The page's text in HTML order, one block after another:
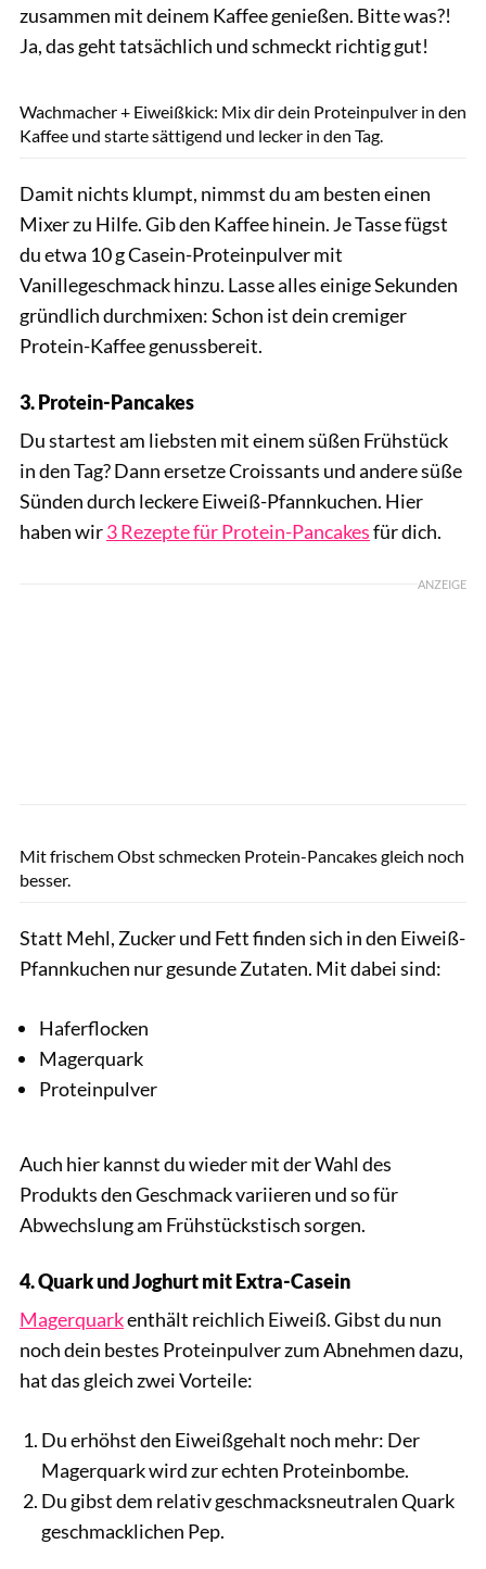
zusammen mit deinem Kaffee genießen. Bitte was?!
Ja, das geht tatsächlich und schmeckt richtig gut!
Wachmacher + Eiweißkick: Mix dir dein Proteinpulver in den
Kaffee und starte sättigend und lecker in den Tag.
Damit nichts klumpt, nimmst du am besten einen
Mixer zu Hilfe. Gib den Kaffee hinein. Je Tasse fügst
du etwa 10 g Casein-Proteinpulver mit
Vanillegeschmack hinzu. Lasse alles einige Sekunden
gründlich durchmixen: Schon ist dein cremiger
Protein-Kaffee genussbereit.
3. Protein-Pancakes
Du startest am liebsten mit einem süßen Frühstück
in den Tag? Dann ersetze Croissants und andere süße
Sünden durch leckere Eiweiß-Pfannkuchen. Hier
haben wir3 Rezepte für Protein-Pancakesfür dich.
ANZEIGE
Mit frischem Obst schmecken Protein-Pancakes gleich noch
besser.
Statt Mehl, Zucker und Fett finden sich in den Eiweiß-
Pfannkuchen nur gesunde Zutaten. Mit dabei sind:
Haferflocken
Magerquark
Proteinpulver
Auch hier kannst du wieder mit der Wahl des
Produkts den Geschmack variieren und so für
Abwechslung am Frühstückstisch sorgen.
4. Quark und Joghurt mit Extra-Casein
Magerquarkenthält reichlich Eiweiß. Gibst du nun
noch dein bestes Proteinpulver zum Abnehmen dazu,
hat das gleich zwei Vorteile:
Du erhöhst den Eiweißgehalt noch mehr: Der
Magerquark wird zur echten Proteinbombe.
Du gibst dem relativ geschmacksneutralen Quark
geschmacklichen Pep.